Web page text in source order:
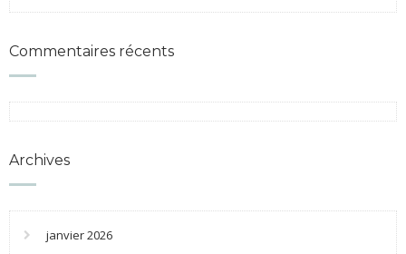
Commentaires récents
Archives
janvier 2026